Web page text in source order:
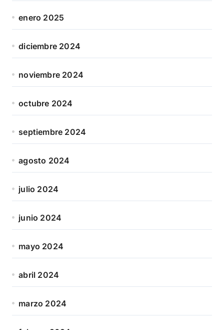
enero 2025
diciembre 2024
noviembre 2024
octubre 2024
septiembre 2024
agosto 2024
julio 2024
junio 2024
mayo 2024
abril 2024
marzo 2024